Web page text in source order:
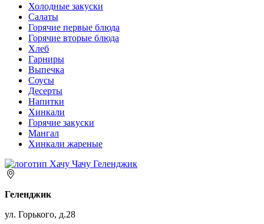
Холодные закуски
Салаты
Горячие первые блюда
Горячие вторые блюда
Хлеб
Гарниры
Выпечка
Соусы
Десерты
Напитки
Хинкали
Горячие закуски
Мангал
Хинкали жареные
Геленджик
ул. Горького, д.28